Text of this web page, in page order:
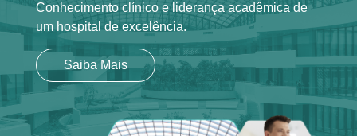
Conhecimento clínico e liderança acadêmica de
um hospital de excelência.
Saiba Mais